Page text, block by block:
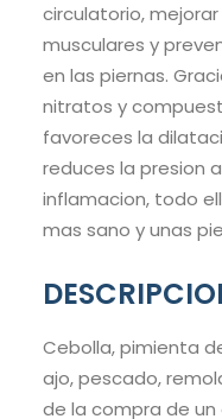
circulatorio,
musculares y
en las piernas.
nitratos y
favoreces la
reduces la presion
inflamacion, todo
mas sano y unas
Cebolla, pimienta
ajo, pescado,
de la compra de